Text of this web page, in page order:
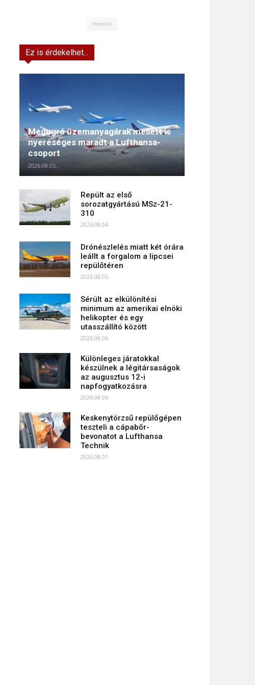
Hirdetés
Ez is érdekelhet...
Megugró üzemanyagárak mellett is
nyereséges maradt a Lufthansa-
csoport
2026.08.05.
Repült az első
sorozatgyártású MSz-21-
310
2026.08.04.
Drónészlelés miatt két órára
leállt a forgalom a lipcsei
repülőtéren
2026.08.05.
Sérült az elkülönítési
minimum az amerikai elnöki
helikopter és egy
utasszállító között
2026.08.06.
Különleges járatokkal
készülnek a légitársaságok
az augusztus 12-i
napfogyatkozásra
2026.08.06.
Keskenytörzsű repülőgépen
teszteli a cápabőr-
bevonatot a Lufthansa
Technik
2026.08.01.